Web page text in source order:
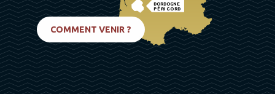
DORDOGNE
PÉRIGORD
COMMENT VENIR ?